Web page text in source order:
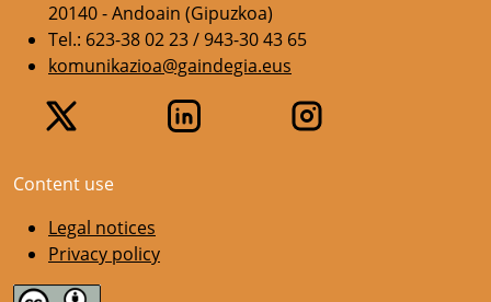
20140 - Andoain (Gipuzkoa)
Tel.: 623-38 02 23 / 943-30 43 65
komunikazioa@gaindegia.eus
Content use
Legal notices
Privacy policy